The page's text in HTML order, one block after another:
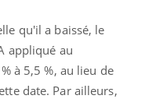
qu'il a baissé, le
appliqué au
à 5,5 %, au lieu de
date. Par ailleurs,